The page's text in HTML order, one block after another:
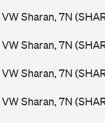
VW Sharan, 7N
VW Sharan, 7N
VW Sharan, 7N
VW Sharan, 7N